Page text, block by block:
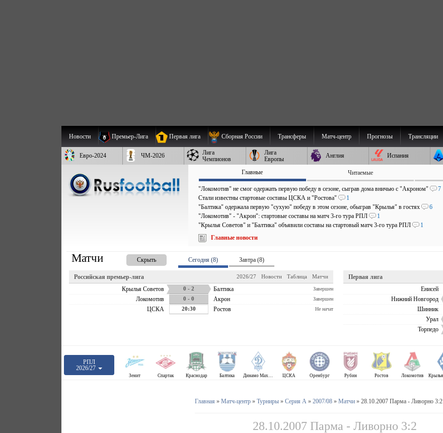
Новости Премьер-Лига Первая лига Сборная России Трансферы Матч-центр Прогнозы Трансляции
Евро-2024 ЧМ-2026
Лига
Чемпионов
Лига
Европы
Англия Испания
Главные Читаемые
"Локомотив" не смог одержать первую победу в сезоне, сыграв дома вничью с "Акроном"
7
Стали известны стартовые составы ЦСКА и "Ростова"
1
"Балтика" одержала первую "сухую" победу в этом сезоне, обыграв "Крылья" в гостях
6
"Локомотив" - "Акрон": стартовые составы на матч 3-го тура РПЛ
1
"Крылья Советов" и "Балтика" объявили составы на стартовый матч 3-го тура РПЛ
1
Главные новости
Матчи Скрыть Сегодня (8) Завтра (8)
Российская премьер-лига Матчи
Таблица
Новости
2026/27
Крылья Советов 0 - 2 Балтика Завершен
Локомотив 0 - 0 Акрон Завершен
ЦСКА 20:30 Ростов Не начат
Первая лига
Енисей
Нижний Новгород
Шинник
Урал
Торпедо
РПЛ
2026/27
Зенит Спартак Краснодар Балтика Динамо Махачкала ЦСКА Оренбург Рубин Ростов Локомотив
Главная » Матч-центр» Турниры» Серия А» 2007/08» Матчи» 28.10.2007 Парма - Ливорно 3:2
28.10.2007 Парма - Ливорно 3:2